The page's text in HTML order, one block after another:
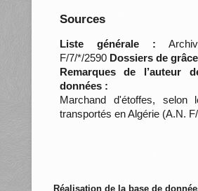
Sources
Liste générale :
F/7/*/2590 Dossiers de
Remarques de l’auteur
données :
Marchand d'étoffes, selon
transportés en Algérie (A.N.
Réalisation de la base de